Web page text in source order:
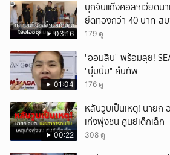
03:16
บุกจับแก๊งคอลฯเวียดนา
ยึดทองกว่า 40 บาท-ส
ร่วมทีมหอบเงิน 1.5 แส
179 ดู
01:04
"ออมสิน" พร้อมลุย!
"บุ๋มบิ๋ม" คืนทัพ
176 ดู
00:22
หลับวูบเป็นเหตุ! นายก
เก๋งพุ่งชน ศูนย์เด็กเล็ก
308 ดู